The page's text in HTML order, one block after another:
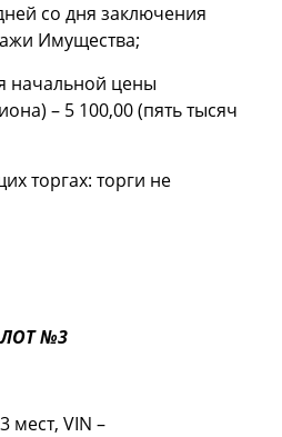
со дня заключения
Имущества;
начальной цены
– 5 100,00 (пять тысяч
торгах: торги не
ЛОТ №3
мест, VIN –